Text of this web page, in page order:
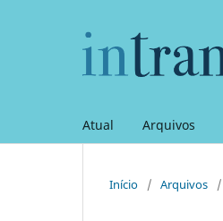
Atual Arquivos
Início / Arquivos /